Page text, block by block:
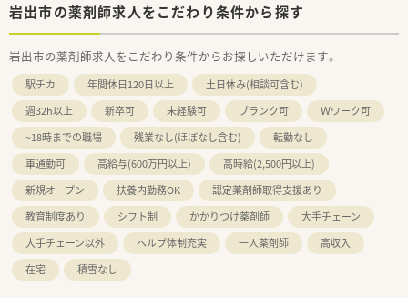
岩出市の薬剤師求人をこだわり条件から探す
岩出市の薬剤師求人をこだわり条件からお探しいただけます。
駅チカ 年間休日120日以上
土日休み(相談可含む)
週32h以上
新卒可 未経験可 ブランク可
Ｗワーク可
~18時までの職場
残業なし(ほぼなし含む)
転勤なし
車通勤可
高給与(600万円以上)
高時給(2,500円以上)
新規オープン
扶養内勤務OK
認定薬剤師取得支援あり
教育制度あり
シフト制 かかりつけ薬剤師
大手チェーン
大手チェーン以外
ヘルプ体制充実 一人薬剤師
高収入
在宅
積雪なし